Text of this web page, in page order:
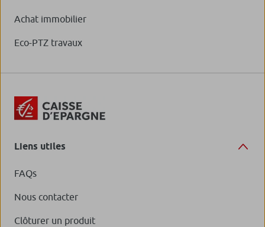
Achat immobilier
Eco-PTZ travaux
Liens utiles
FAQs
Nous contacter
Clôturer un produit